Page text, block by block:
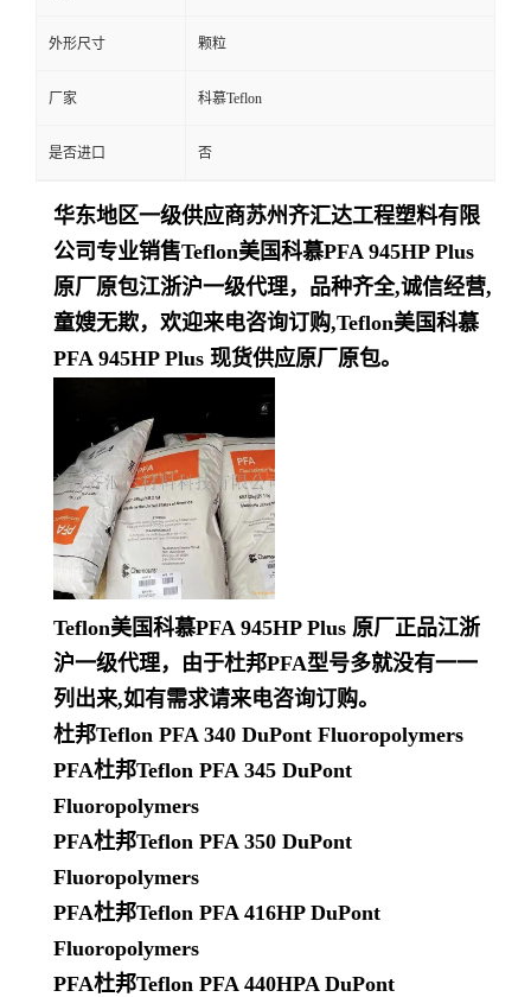
言
外形尺寸 颗粒
厂家 科慕Teflon
是否进口 否
华东地区一级供应商苏州齐汇达工程塑料有限
公司专业销售Teflon美国科慕PFA 945HP Plus
原厂原包江浙沪一级代理，品种齐全,诚信经营,
童嫂无欺，欢迎来电咨询订购,Teflon美国科慕
PFA 945HP Plus 现货供应原厂原包。
Teflon美国科慕PFA 945HP Plus 原厂正品江浙
沪一级代理，由于杜邦PFA型号多就没有一一
列出来,如有需求请来电咨询订购。
杜邦Teflon PFA 340 DuPont Fluoropolymers
PFA杜邦Teflon PFA 345 DuPont
Fluoropolymers
PFA杜邦Teflon PFA 350 DuPont
Fluoropolymers
PFA杜邦Teflon PFA 416HP DuPont
Fluoropolymers
PFA杜邦Teflon PFA 440HPA DuPont